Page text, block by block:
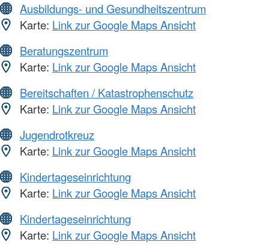
Ausbildungs- und Gesundheitszentrum
Karte: Link zur Google Maps Ansicht
Beratungszentrum
Karte: Link zur Google Maps Ansicht
Bereitschaften / Katastrophenschutz
Karte: Link zur Google Maps Ansicht
Jugendrotkreuz
Karte: Link zur Google Maps Ansicht
Kindertageseinrichtung
Karte: Link zur Google Maps Ansicht
Kindertageseinrichtung
Karte: Link zur Google Maps Ansicht